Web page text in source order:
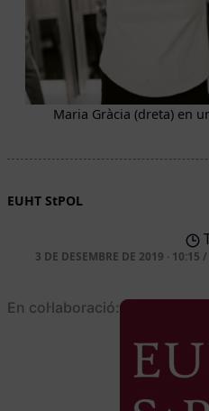
Maria Gràcia (dreta) en
EUHT StPOL
3 DE DESEMBRE DE 2019 · 10:15 /
En col·laboració: